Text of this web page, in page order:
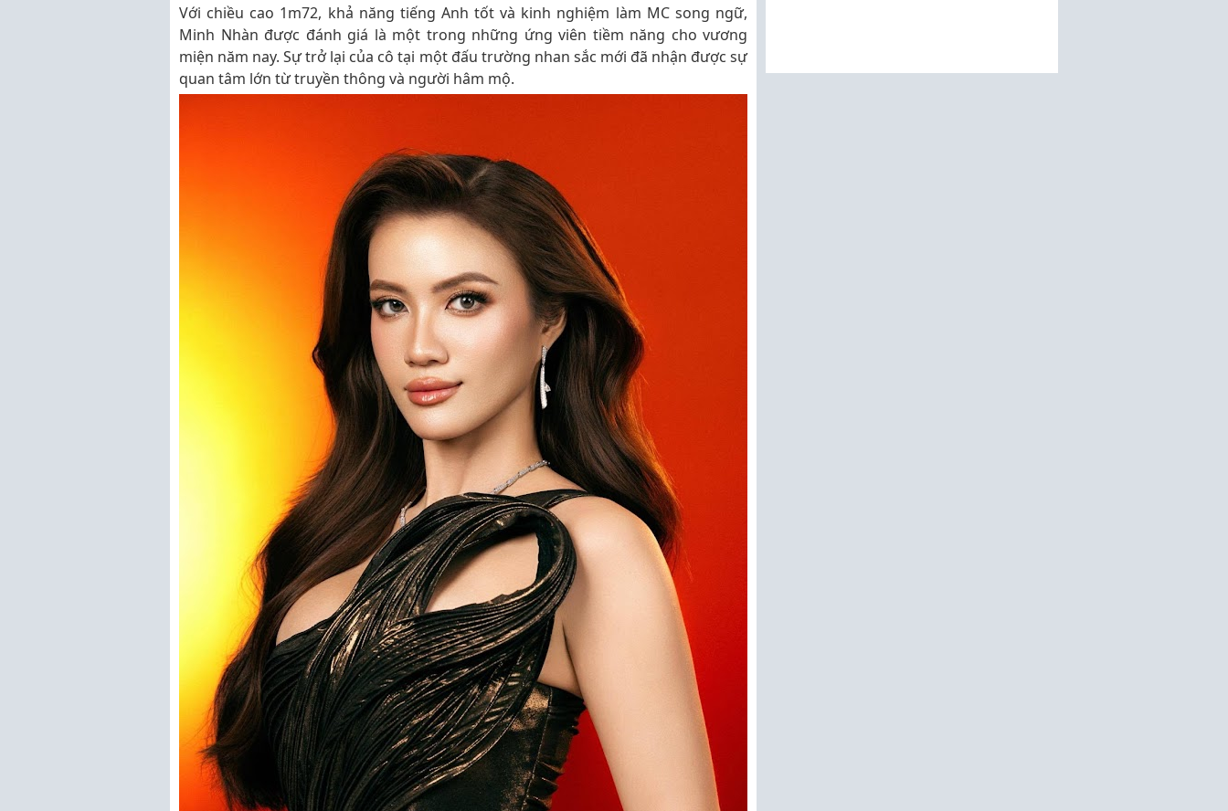
Với chiều cao 1m72, khả năng tiếng Anh tốt và kinh nghiệm làm MC song ngữ,
Minh Nhàn được đánh giá là một trong những ứng viên tiềm năng cho vương
miện năm nay. Sự trở lại của cô tại một đấu trường nhan sắc mới đã nhận được sự
quan tâm lớn từ truyền thông và người hâm mộ.